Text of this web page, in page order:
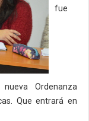
fue
Ordenanza
Que entrará en